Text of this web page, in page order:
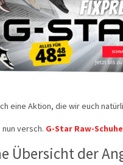
eine Aktion, die wir euch
versch. G-Star Raw-
Übersicht der